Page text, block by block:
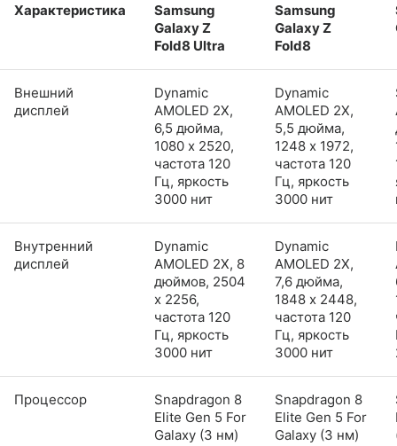
Характеристика
Samsung
Galaxy Z
Fold8 Ultra
Samsung
Galaxy Z
Fold8
Внешний
дисплей
Dynamic
AMOLED 2X,
6,5 дюйма,
1080 x 2520,
частота 120
Гц, яркость
3000 нит
Dynamic
AMOLED 2X,
5,5 дюйма,
1248 x 1972,
частота 120
Гц, яркость
3000 нит
Внутренний
дисплей
Dynamic
AMOLED 2X, 8
дюймов, 2504
x 2256,
частота 120
Гц, яркость
3000 нит
Dynamic
AMOLED 2X,
7,6 дюйма,
1848 x 2448,
частота 120
Гц, яркость
3000 нит
Процессор
Snapdragon 8
Elite Gen 5 For
Galaxy (3 нм)
Snapdragon 8
Elite Gen 5 For
Galaxy (3 нм)